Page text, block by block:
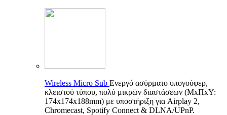
Wireless Micro Sub Ενεργό ασύρματο υπογούφερ,
κλειστού τύπου, πολύ μικρών διαστάσεων (ΜxΠxΥ:
174x174x188mm) με υποστήριξη για Airplay 2,
Chromecast, Spotify Connect & DLNA/UPnP.